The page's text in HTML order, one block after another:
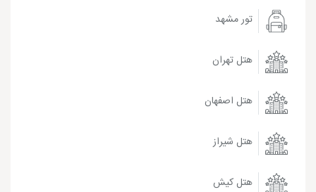
تور مشهد
هتل تهران
هتل اصفهان
هتل شیراز
هتل کیش